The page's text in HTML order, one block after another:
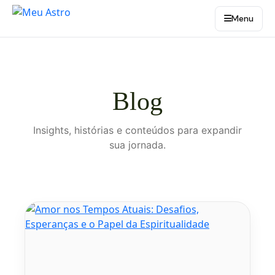
Menu
Blog
Insights, histórias e conteúdos para expandir
sua jornada.